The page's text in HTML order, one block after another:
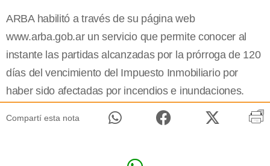
ARBA habilitó a través de su página web
www.arba.gob.ar un servicio que permite conocer al
instante las partidas alcanzadas por la prórroga de 120
días del vencimiento del Impuesto Inmobiliario por
haber sido afectadas por incendios e inundaciones.
Compartí esta nota